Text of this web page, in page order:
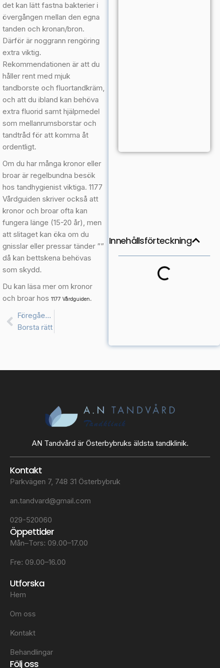
det kan lätt fastna bakterier i
övergången mellan den egna
tanden och kronan/bron.
Därför är noggrann rengöring
extra viktig.
Rekommendationen är att du
håller rent med mjuk
tandborste och fluortandkräm,
och att du ibland kan behöva
extra fluorid samt hjälpmedel
som mellanrumsborstar och
tandtråd för att komma åt
ordentligt.
Om du har många kronor eller
broar är regelbundna besök
hos tandhygienist viktiga. 1177
Vårdguiden skriver också att
kronor och broar ofta kan
fungera länge (15-20 år), men
att slitaget kan öka om du
gnisslar eller pressar tänder ””
då kan bettskena behövas
som skydd.
Du kan läsa mer om kronor
och broar hos 1177 Vårdguiden.
Föregående
Borsta rätt
Innehållsförteckning
AN Tandvård är Österbybruks äldsta tandklinik.
Utforska
Hem
Om oss
Kontakt
Behandlingar
Följ oss
Kontakt
Parkvägen 7, 748 31 Österbybruk
an.tandvard@gmail.com
029-520060
Öppettider
Mån–Tors: 09.00–17.00
Fre: 09.00–16.00